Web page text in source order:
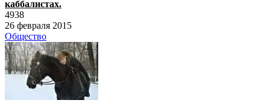
каббалистах.
4938
26 февраля 2015
Общество